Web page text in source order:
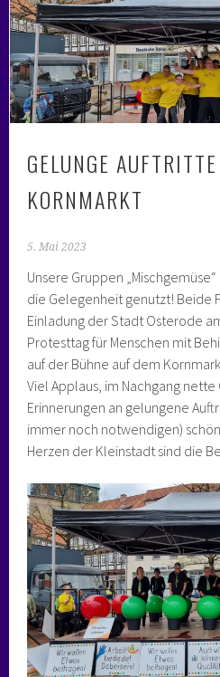
GELUNGE
KORNMARKT
5. Mai 2023
Unsere Gruppen
die Gelegenheit genutzt! Beide
Einladung der Stadt Osterode
Protesttag für Menschen mit
auf der Bühne auf dem
Viel Applaus, im Nachgang
Erinnerungen an gelungene
immer noch notwendigen)
Herzen der Kleinstadt sind die